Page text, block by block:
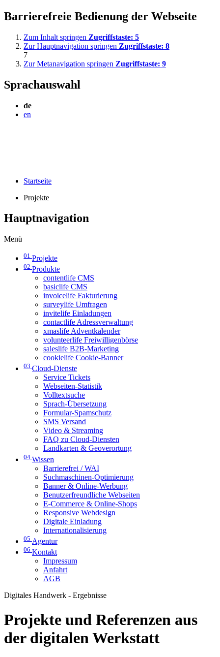
Barrierefreie Bedienung der Webseite
Zum Inhalt springen Zugriffstaste: 5
Zur Hauptnavigation springen Zugriffstaste: 8
7
Zur Metanavigation springen Zugriffstaste: 9
Sprachauswahl
de
en
Startseite
Projekte
Hauptnavigation
Menü
01 Projekte
02 Produkte
contentlife CMS
basiclife CMS
invoicelife Fakturierung
surveylife Umfragen
invitelife Einladungen
contactlife Adressverwaltung
xmaslife Adventkalender
volunteerlife Freiwilligenbörse
saleslife B2B-Marketing
cookielife Cookie-Banner
03 Cloud-Dienste
Service Tickets
Webseiten-Statistik
Volltextsuche
Sprach-Übersetzung
Formular-Spamschutz
SMS Versand
Video & Streaming
FAQ zu Cloud-Diensten
Landkarten & Geoverortung
04 Wissen
Barrierefrei / WAI
Suchmaschinen-Optimierung
Banner & Online-Werbung
Benutzerfreundliche Webseiten
E-Commerce & Online-Shops
Responsive Webdesign
Digitale Einladung
Internationalisierung
05 Agentur
06 Kontakt
Impressum
Anfahrt
AGB
Digitales Handwerk - Ergebnisse
Projekte und Referenzen aus
der digitalen Werkstatt